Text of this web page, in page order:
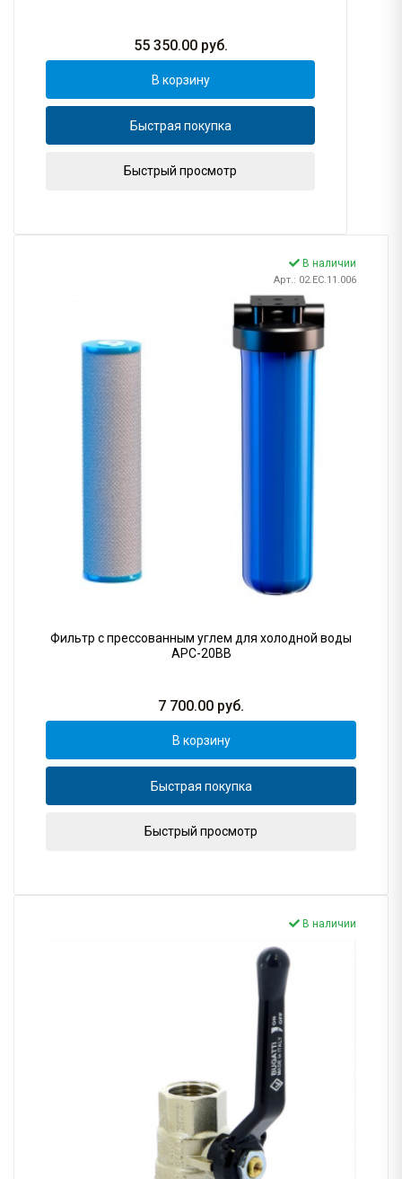
55 350.00руб.
В корзину
Быстрая покупка
Быстрый просмотр
В наличии
Арт.: 02.ЕС.11.006
Фильтр с прессованным углем для холодной воды
АРC-20BB
7 700.00 руб.
В корзину
Быстрая покупка
Быстрый просмотр
В наличии